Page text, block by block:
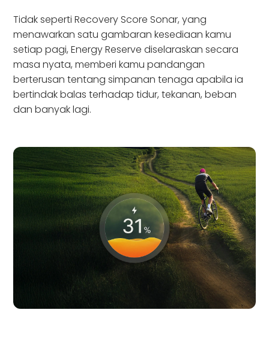
Tidak seperti Recovery Score Sonar, yang
menawarkan satu gambaran kesediaan kamu
setiap pagi, Energy Reserve diselaraskan secara
masa nyata, memberi kamu pandangan
berterusan tentang simpanan tenaga apabila ia
bertindak balas terhadap tidur, tekanan, beban
dan banyak lagi.